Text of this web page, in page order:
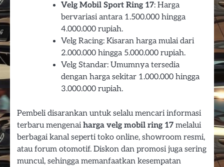
Velg Mobil Sport Ring 17: Harga
bervariasi antara 1.500.000 hingga
4.000.000 rupiah.
Velg Racing: Kisaran harga mulai dari
2.000.000 hingga 5.000.000 rupiah.
Velg Standar: Umumnya tersedia
dengan harga sekitar 1.000.000 hingga
3.000.000 rupiah.
Pembeli disarankan untuk selalu mencari informasi
terbaru mengenaiharga velg mobil ring 17 melalui
berbagai kanal seperti toko online, showroom resmi,
atau forum otomotif. Diskon dan promosi juga sering
muncul, sehingga memanfaatkan kesempatan